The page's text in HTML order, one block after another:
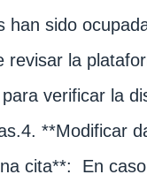
han sido
revisar la
verificar la
**Modificar
cita**: En